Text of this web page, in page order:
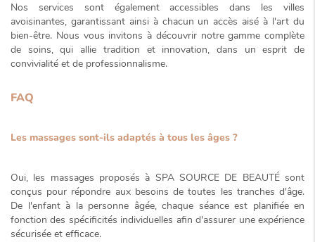
Nos services sont également accessibles dans les villes
avoisinantes, garantissant ainsi à chacun un accès aisé à l'art du
bien-être. Nous vous invitons à découvrir notre gamme complète
de soins, qui allie tradition et innovation, dans un esprit de
convivialité et de professionnalisme.
FAQ
Les massages sont-ils adaptés à tous les âges ?
Oui, les massages proposés à SPA SOURCE DE BEAUTÉ sont
conçus pour répondre aux besoins detoutes les tranches d'âge.
De l'enfant à la personne âgée, chaque séance est planifiée en
fonction des spécificités individuelles afin d'assurer une expérience
sécurisée et efficace.